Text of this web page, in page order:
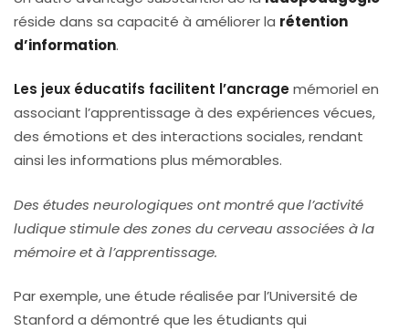
réside dans sa capacité à améliorer la rétention
d’information.
Les jeux éducatifs facilitent l’ancragemémoriel en
associant l’apprentissage à des expériences vécues,
des émotions et des interactions sociales, rendant
ainsi les informations plus mémorables.
Des études neurologiques ont montré que l’activité
ludique stimule des zones du cerveau associées à la
mémoire et à l’apprentissage.
Par exemple, une étude réalisée par l’Université de
Stanford a démontré que les étudiants qui